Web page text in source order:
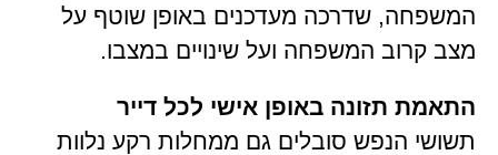
המשפחה, שדרכה מעדכנים באופן שוטף על
מצב קרוב המשפחה ועל שינויים במצבו.
התאמת תזונה באופן אישי לכל דייר
תשושי הנפש סובלים גם ממחלות רקע נלוות